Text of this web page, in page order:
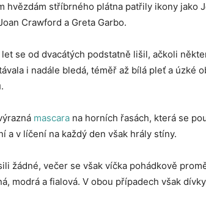
hvězdám stříbrného plátna patřily ikony jako
Crawford a Greta Garbo.
se od dvacátých podstatně lišil, ačkoli
i nadále bledá, téměř až bílá pleť a úzké
mascara na horních řasách, která se
a v líčení na každý den však hrály stíny.
žádné, večer se však víčka pohádkově
modrá a fialová. V obou případech však